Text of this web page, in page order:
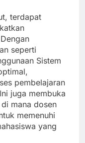
terdapat
seperti
Sistem
pembelajaran
juga membuka
mana dosen
memenuhi
yang